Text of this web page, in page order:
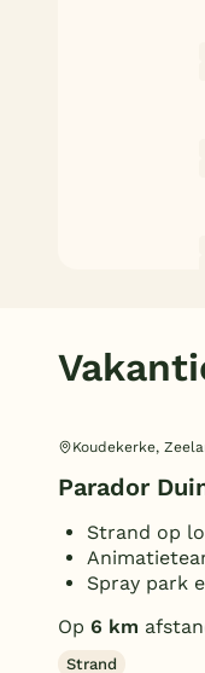
Koudekerke,
Parador
Strand op
Spray park
Op 6 km
Strand